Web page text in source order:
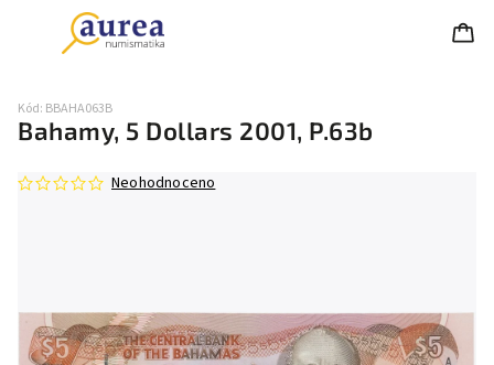
Bahamy, 5 Dollars 2001, P.63b
Kód: BBAHA063B
Neohodnoceno